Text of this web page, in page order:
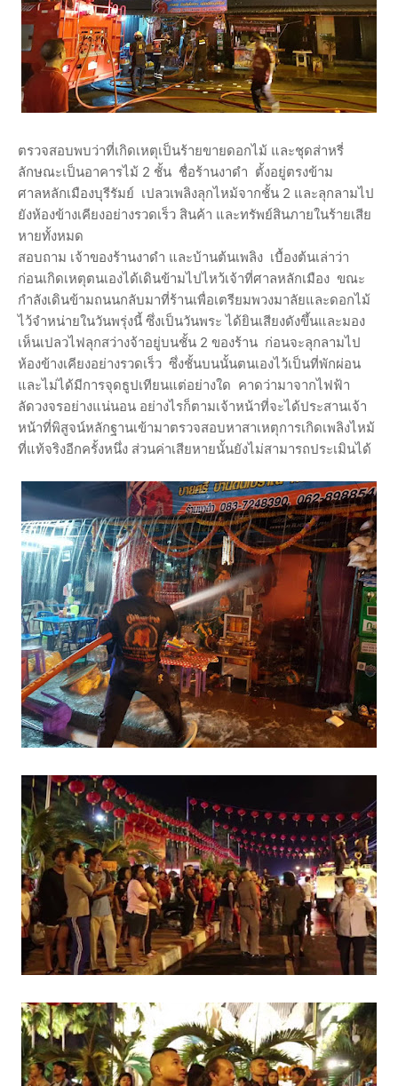
ตรวจสอบพบว่าที่เกิดเหตุเป็นร้ายขายดอกไม้ และชุดส่าหรี่
ลักษณะเป็นอาคารไม้ 2 ชั้น ชื่อร้านงาดำ ตั้งอยู่ตรงข้าม
ศาลหลักเมืองบุรีรัมย์ เปลวเพลิงลุกไหม้จากชั้น 2 และลุกลามไป
ยังห้องข้างเคียงอย่างรวดเร็ว สินค้า และทรัพย์สินภายในร้ายเสีย
หายทั้งหมด
สอบถาม เจ้าของร้านงาดำ และบ้านต้นเพลิง เบื้องต้นเล่าว่า
ก่อนเกิดเหตุตนเองได้เดินข้ามไปไหว้เจ้าที่ศาลหลักเมือง ขณะ
กำลังเดินข้ามถนนกลับมาที่ร้านเพื่อเตรียมพวงมาลัยและดอกไม้
ไว้จำหน่ายในวันพรุ่งนี้ ซึ่งเป็นวันพระ ได้ยินเสียงดังขึ้นและมอง
เห็นเปลวไฟลุกสว่างจ้าอยู่บนชั้น 2 ของร้าน ก่อนจะลุกลามไป
ห้องข้างเคียงอย่างรวดเร็ว ซึ่งชั้นบนนั้นตนเองไว้เป็นที่พักผ่อน
และไม่ได้มีการจุดธูปเทียนแต่อย่างใด คาดว่ามาจากไฟฟ้า
ลัดวงจรอย่างแน่นอน อย่างไรก็ตามเจ้าหน้าที่จะได้ประสานเจ้า
หน้าที่พิสูจน์หลักฐานเข้ามาตรวจสอบหาสาเหตุการเกิดเพลิงไหม้
ที่แท้จริงอีกครั้งหนึ่ง ส่วนค่าเสียหายนั้นยังไม่สามารถประเมินได้